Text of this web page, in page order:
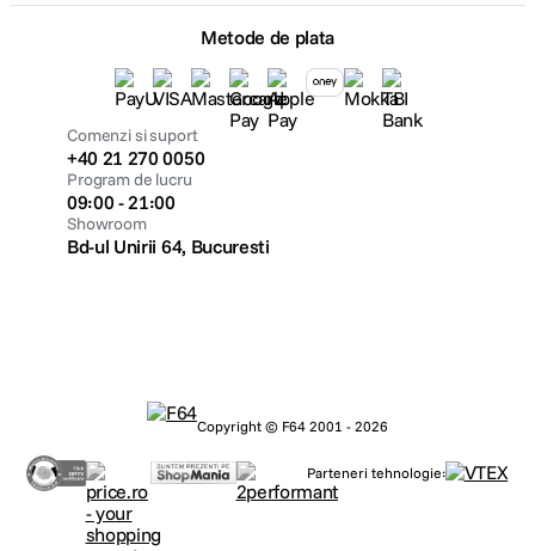
Metode de plata
Comenzi si suport
+40 21 270 0050
Program de lucru
09:00 - 21:00
Showroom
Bd-ul Unirii 64, Bucuresti
Copyright © F64 2001 - 2026
Parteneri tehnologie: